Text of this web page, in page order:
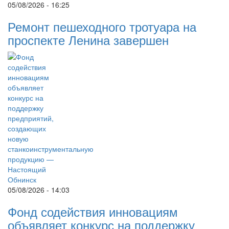
05/08/2026 - 16:25
Ремонт пешеходного тротуара на
проспекте Ленина завершен
05/08/2026 - 14:03
Фонд содействия инновациям
объявляет конкурс на поддержку